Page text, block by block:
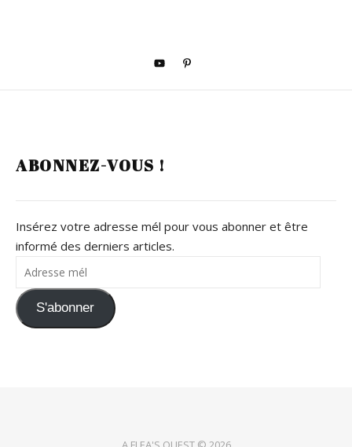
ABONNEZ-VOUS !
Insérez votre adresse mél pour vous abonner et être
informé des derniers articles.
Adresse mél
S'abonner